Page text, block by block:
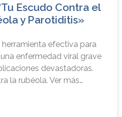
Escudo Contra el
y Parotiditis»
herramienta efectiva para
enfermedad viral grave
devastadoras.
la rubéola. Ver más…